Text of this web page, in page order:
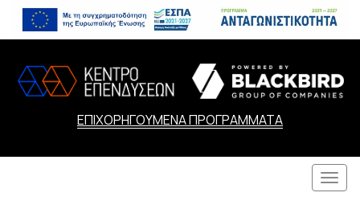
ΕΠΙΧΟΡΗΓΟΥΜΕΝΑ ΠΡΟΓΡΑΜΜΑΤΑ